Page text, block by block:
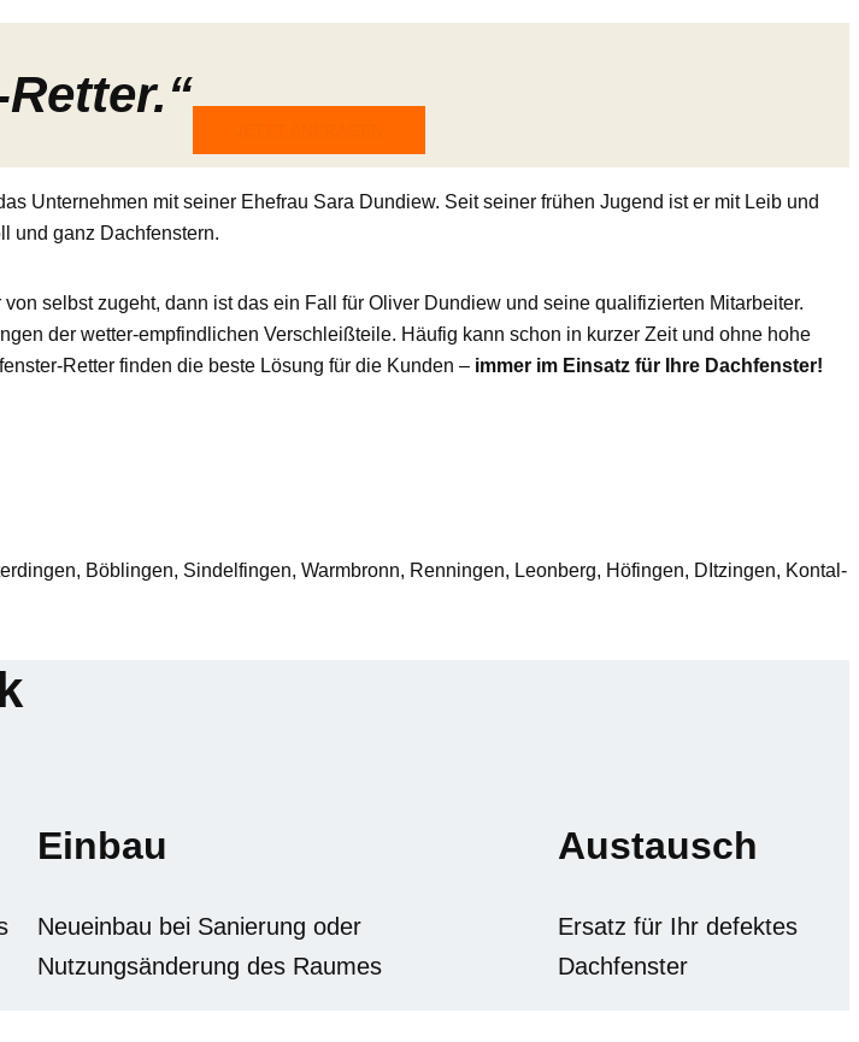
Unternehmen mit seiner Ehefrau Sara Dundiew. Seit seiner frühen Jugend ist er mit Leib und
und ganz Dachfenstern.
selbst zugeht, dann ist das ein Fall für Oliver Dundiew und seine qualifizierten Mitarbeiter.
der wetter-empfindlichen Verschleißteile. Häufig kann schon in kurzer Zeit und ohne hohe
Retter finden die beste Lösung für die Kunden – immer im Einsatz für Ihre Dachfenster!
Böblingen, Sindelfingen, Warmbronn, Renningen, Leonberg, Höfingen, DItzingen, Kontal-
Einbau
Neueinbau bei Sanierung oder
Nutzungsänderung des Raumes
Austausch
Ersatz für Ihr defektes
Dachfenster